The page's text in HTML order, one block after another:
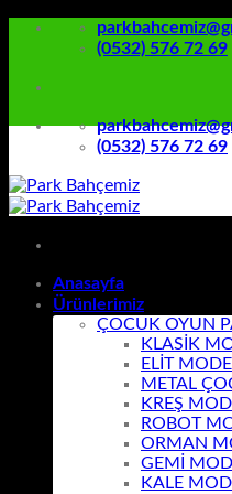
İçeriğe
(0532) 576 72 69
(0532) 576 72 69
Anasayfa
Ürünlerimiz
ÇOCUK OYUN
KLASİK
ELİT
METAL
KREŞ
ROBOT
ORMAN
GEMİ
KALE